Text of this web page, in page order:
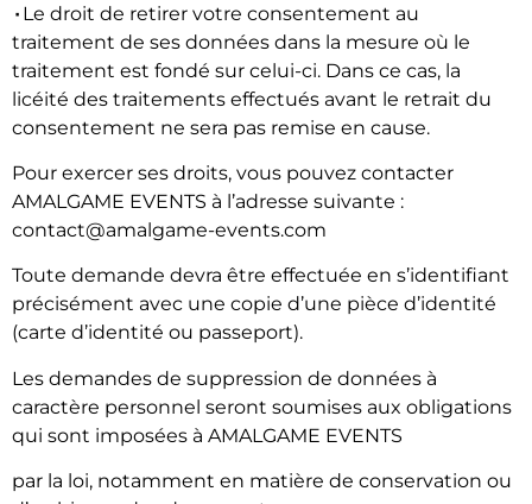
۰ Le droit de retirer votre consentement au
traitement de ses données dans la mesure où le
traitement est fondé sur celui-ci. Dans ce cas, la
licéité des traitements effectués avant le retrait du
consentement ne sera pas remise en cause.
Pour exercer ses droits, vous pouvez contacter
AMALGAME EVENTS à l’adresse suivante :
contact@amalgame-events.com
Toute demande devra être effectuée en s’identifiant
précisément avec une copie d’une pièce d’identité
(carte d’identité ou passeport).
Les demandes de suppression de données à
caractère personnel seront soumises aux obligations
qui sont imposées à AMALGAME EVENTS
par la loi, notamment en matière de conservation ou